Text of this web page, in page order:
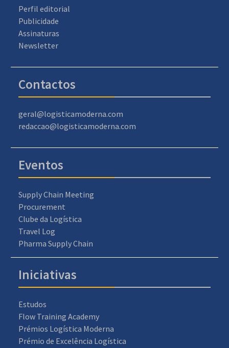
Perfil editorial
Publicidade
Assinaturas
Newsletter
Contactos
geral@logisticamoderna.com
redaccao@logisticamoderna.com
Eventos
Supply Chain Meeting
Procurement
Clube da Logística
Travel Log
Pharma Supply Chain
Iniciativas
Estudos
Flow Training Academy
Prémios Logística Moderna
Prémio de Excelência Logística